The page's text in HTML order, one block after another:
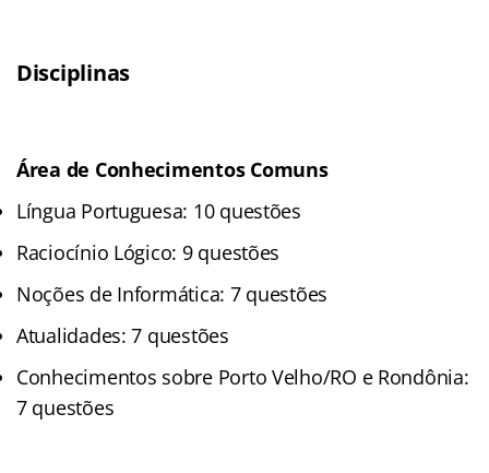
Disciplinas
Área de Conhecimentos Comuns
Língua Portuguesa: 10 questões
Raciocínio Lógico: 9 questões
Noções de Informática: 7 questões
Atualidades: 7 questões
Conhecimentos sobre Porto Velho/RO e Rondônia:
7 questões